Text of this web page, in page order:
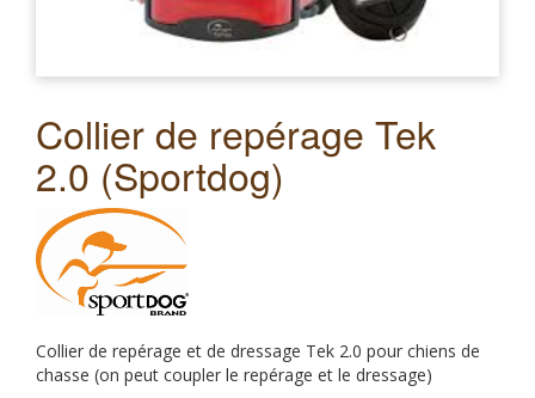
Collier de repérage Tek
2.0 (Sportdog)
Collier de repérage et de dressage Tek 2.0 pour chiens de
chasse (on peut coupler le repérage et le dressage)